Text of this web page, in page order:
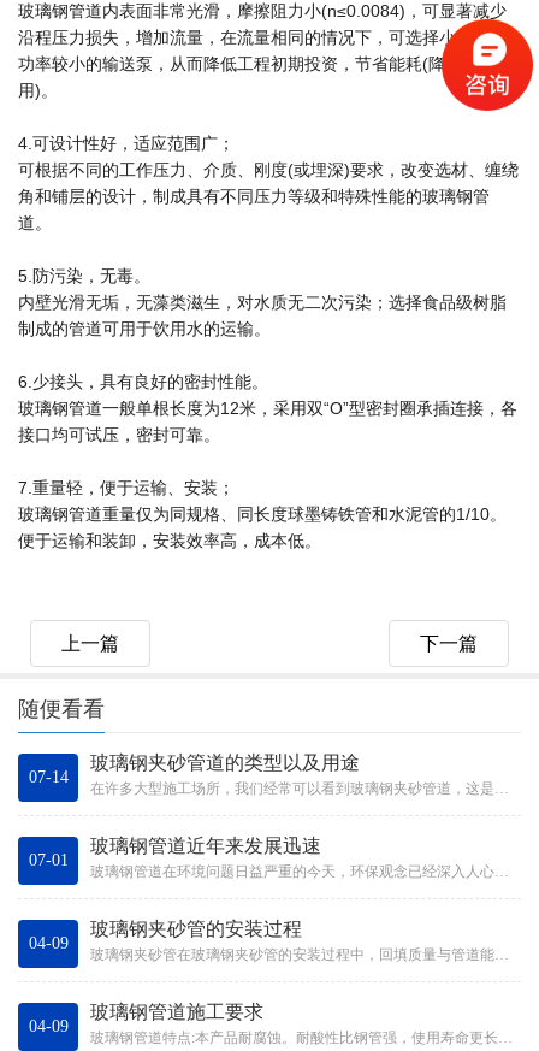
玻璃钢管道内表面非常光滑，摩擦阻力小(n≤0.0084)，可显著减少
沿程压力损失，增加流量，在流量相同的情况下，可选择小管径或
功率较小的输送泵，从而降低工程初期投资，节省能耗(降低运行费
用)。
4.可设计性好，适应范围广；
可根据不同的工作压力、介质、刚度(或埋深)要求，改变选材、缠绕
角和铺层的设计，制成具有不同压力等级和特殊性能的玻璃钢管
道。
5.防污染，无毒。
内壁光滑无垢，无藻类滋生，对水质无二次污染；选择食品级树脂
制成的管道可用于饮用水的运输。
6.少接头，具有良好的密封性能。
玻璃钢管道一般单根长度为12米，采用双“O”型密封圈承插连接，各
接口均可试压，密封可靠。
7.重量轻，便于运输、安装；
玻璃钢管道重量仅为同规格、同长度球墨铸铁管和水泥管的1/10。
便于运输和装卸，安装效率高，成本低。
上一篇 下一篇
随便看看
07-14
玻璃钢夹砂管道的类型以及用途
在许多大型施工场所，我们经常可以看到玻璃钢夹砂管道，这是液体和气体输送领域非常受欢迎的产品。即便如此，它在发展中还是遇到...
07-01
玻璃钢管道近年来发展迅速
玻璃钢管道在环境问题日益严重的今天，环保观念已经深入人心。伴随着玻璃钢管道在水处理领域的不断普及，这种环保管道逐渐吸引了...
04-09
玻璃钢夹砂管的安装过程
玻璃钢夹砂管在玻璃钢夹砂管的安装过程中，回填质量与管道能否正常工作密切相关，施工单位如何在工程中控制回填质量。在玻璃钢夹...
04-09
玻璃钢管道施工要求
玻璃钢管道特点:本产品耐腐蚀。耐酸性比钢管强，使用寿命更长，更适合化工行业使用；玻璃钢管道是一种重量轻、强度高、耐腐蚀的...